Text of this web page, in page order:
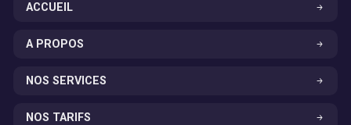
ACCUEIL
A PROPOS
NOS SERVICES
NOS TARIFS